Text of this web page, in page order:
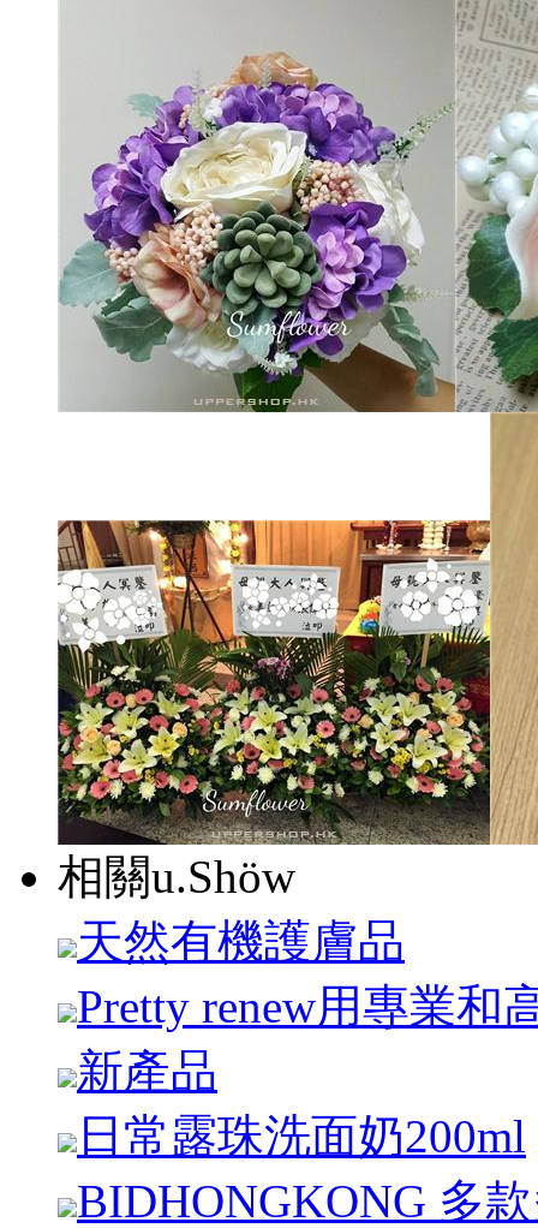
相關u.Shöw
天然有機護膚品
Pretty renew用專業和
新產品
日常露珠洗面奶200ml
BIDHONGKONG 多